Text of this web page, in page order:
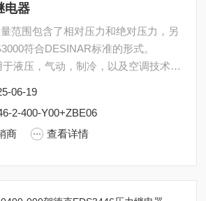
电器
范围包含了相对压力和绝对压力，另
符合DESINAR标准的形式。
液压，气动，制冷，以及空调技术领
系列电子压力继电器EDS3446-2-
06-19
2-400-Y00+ZBE06
商 查看详情